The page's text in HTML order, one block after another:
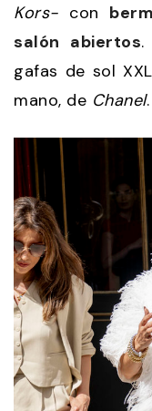
Kors- con
salón abiertos.
gafas de sol
mano, de Chanel.